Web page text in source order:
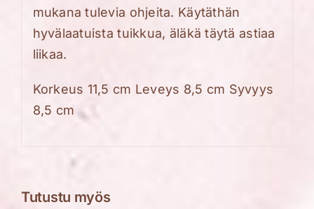
mukana tulevia ohjeita. Käytäthän
hyvälaatuista tuikkua, äläkä täytä astiaa
liikaa.
Korkeus 11,5 cm Leveys 8,5 cm Syvyys
8,5 cm
Tutustu myös